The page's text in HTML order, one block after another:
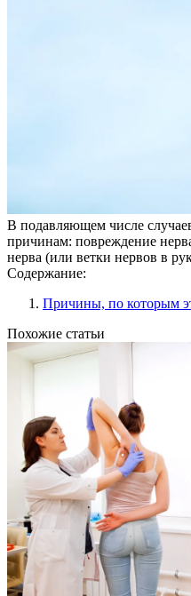
В подавляющем числе
причинам: повреждение
нерва (или ветки нервов в
Содержание:
Причины, по которым
Похожие статьи